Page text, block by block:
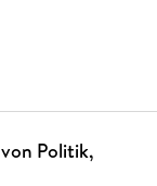
Politik,